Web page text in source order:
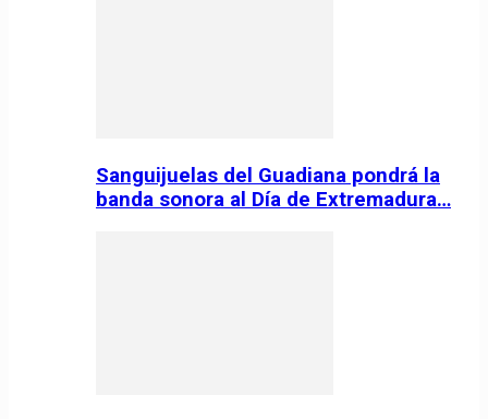
Sanguijuelas del Guadiana pondrá la
banda sonora al Día de Extremadura…